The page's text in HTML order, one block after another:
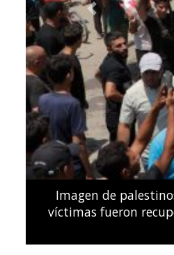
Los nadadores
el Campeonato
Previous